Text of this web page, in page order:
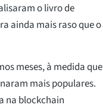
o livro de
ainda mais raso que o
meses, à medida que
mais populares.
na blockchain